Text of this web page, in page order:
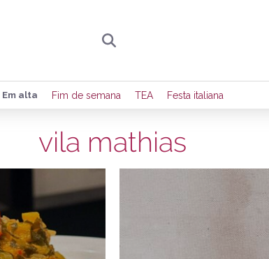
Preencha seus dados para receber toda
de eventos e notícias da região.
Em alta Fim de semana TEA Festa italiana
vila mathias